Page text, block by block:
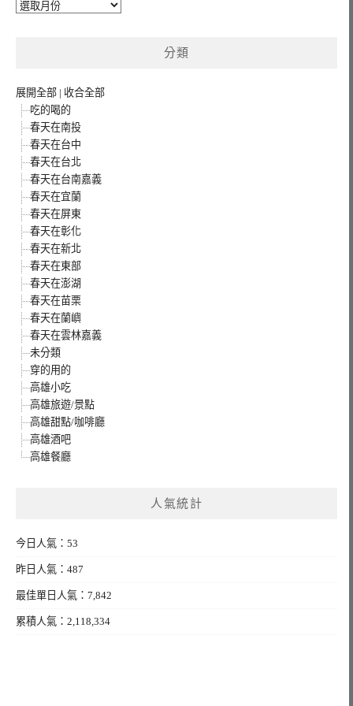
彙
分類
展開全部 | 收合全部
吃的喝的
春天在南投
春天在台中
春天在台北
春天在台南嘉義
春天在宜蘭
春天在屏東
春天在彰化
春天在新北
春天在東部
春天在澎湖
春天在苗栗
春天在蘭嶼
春天在雲林嘉義
未分類
穿的用的
高雄小吃
高雄旅遊/景點
高雄甜點/咖啡廳
高雄酒吧
高雄餐廳
人氣統計
今日人氣：53
昨日人氣：487
最佳單日人氣：7,842
累積人氣：2,118,334